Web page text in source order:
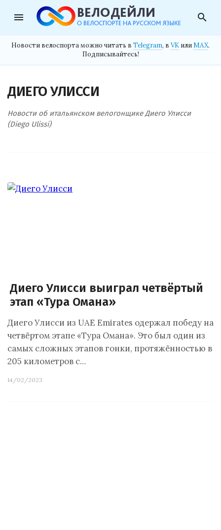
menu search
Новости велоспорта можно читать в Telegram, в VK илиMAX.
Подписывайтесь!
ДИЕГО УЛИССИ
Новости об итальянском велогонщике Диего Улисси
(Diego Ulissi)
Диего Улисси выиграл четвёртый
этап «Тура Омана»
Диего Улисси из UAE Emirates одержал победу на
четвёртом этапе «Тура Омана». Это был один из
самых сложных этапов гонки, протяжённостью в
205 километров с…
14/02/2023